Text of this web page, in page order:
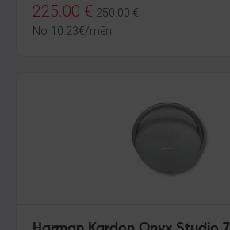
225.00 € 250.00€
No 10.23€/mēn.